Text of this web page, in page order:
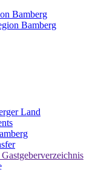
Bamberg
Bamberg
Land